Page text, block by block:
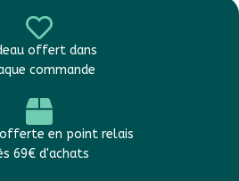
offert dans
commande
offerte en point relais
69€ d'achats